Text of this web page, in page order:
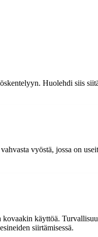
Huolehdi siis
vyöstä, jossa on
käyttöä.
siirtämisessä.